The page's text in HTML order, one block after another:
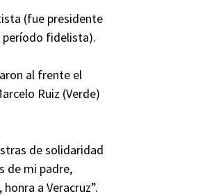
(fue presidente
período fidelista).
al frente el
Ruiz (Verde)
de solidaridad
de mi padre,
a Veracruz”.